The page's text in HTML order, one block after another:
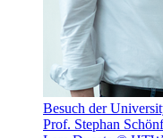
Besuch der
Prof. Stephan